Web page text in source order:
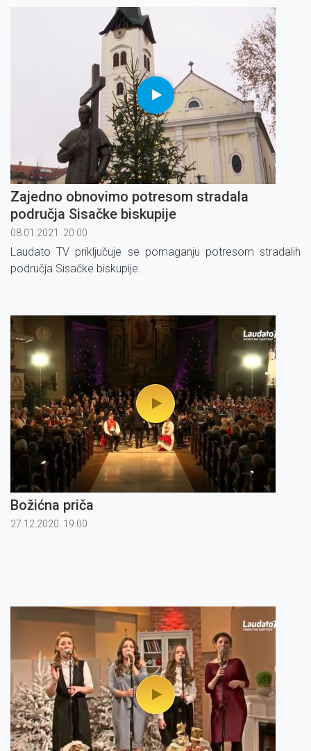
Zajedno obnovimo potresom stradala
područja Sisačke biskupije
08.01.2021. 20:00
Laudato TV priključuje se pomaganju potresom stradalih
područja Sisačke biskupije.
Božićna priča
27.12.2020. 19:00